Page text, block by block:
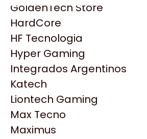
HP
HyperX
INNO3D
Intel
Kingston
Lenovo
Logitech
MSI
NVIDIA GeForce
GoldenTech Store
HardCore
HF Tecnologia
Hyper Gaming
Integrados Argentinos
Katech
Liontech Gaming
Max Tecno
Maximus